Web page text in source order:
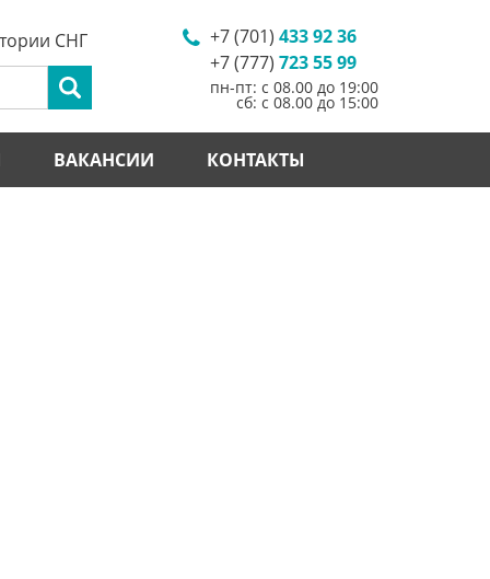
+7 (701) 433 92 36
+7 (777) 723 55 99
пн-пт: с 08.00 до 19:00
сб: с 08.00 до 15:00
СНГ
ВАКАНСИИ КОНТАКТЫ